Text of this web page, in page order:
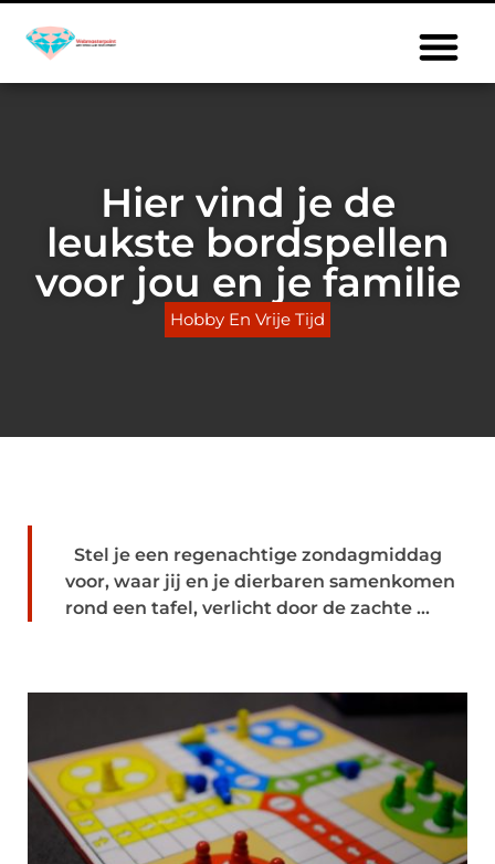
Hier vind je de
leukste bordspellen
voor jou en je familie
Hobby En Vrije Tijd
Stel je een regenachtige zondagmiddag
voor, waar jij en je dierbaren samenkomen
rond een tafel, verlicht door de zachte ...